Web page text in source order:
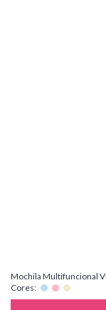
Mochila Multifuncional
Cores: